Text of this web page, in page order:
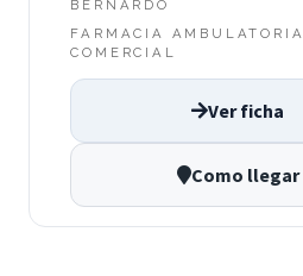
BERNARDO
FARMACIA AMBULATORIA
COMERCIAL
Ver ficha
Como llegar